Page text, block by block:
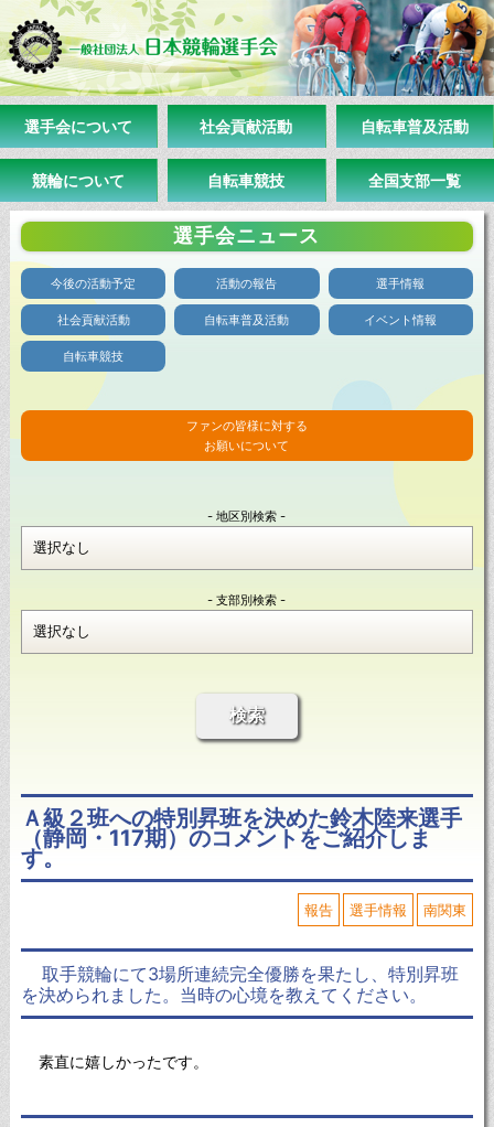
選手会について 社会貢献活動 自転車普及活動
競輪について 自転車競技 全国支部一覧
選手会ニュース
今後の活動予定 活動の報告 選手情報
社会貢献活動 自転車普及活動 イベント情報
自転車競技
ファンの皆様に対する
お願いについて
- 地区別検索 -
- 支部別検索 -
検索
Ａ級２班への特別昇班を決めた鈴木陸来選手
（静岡・117期）のコメントをご紹介しま
す。
報告 選手情報 南関東
取手競輪にて3場所連続完全優勝を果たし、特別昇班
を決められました。当時の心境を教えてください。
素直に嬉しかったです。